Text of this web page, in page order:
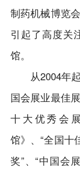
制药机械博览
引起了高度关
馆。
从2004年起
国会展业最佳
十大优秀会
馆》、“全国十
奖”、“中国会